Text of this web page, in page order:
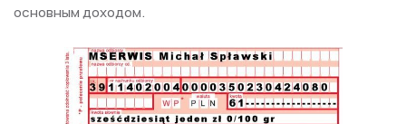
основным доходом.